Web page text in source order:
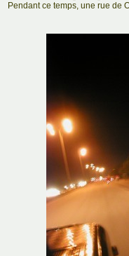
Pendant ce temps, une rue de